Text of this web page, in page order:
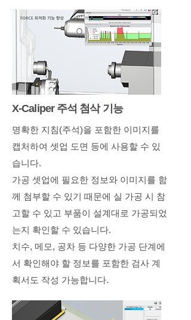
X-Caliper 주석 첨삭 기능
명확한 지침(주석)을 포함한 이미지를
캡처하여 셋업 도면 등에 사용할 수 있
습니다.
가공 셋업에 필요한 정보와 이미지를 함
께 첨부할 수 있기 때문에 실 가공 시 참
고할 수 있고 부품이 설계대로 가공되었
는지 확인할 수 있습니다.
치수, 메모, 공차 등 다양한 가공 단계에
서 확인해야 할 정보를 포함한 검사 계
획서도 작성 가능합니다.